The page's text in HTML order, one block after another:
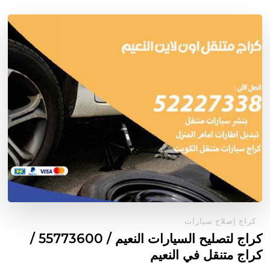
كراج إصلاح سيارات
كراج لتصليح السيارات النعيم / 55773600‬ /
كراج متنقل في النعيم